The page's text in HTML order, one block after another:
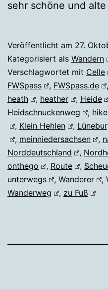
sehr schöne und alte
Veröffentlicht am 27.
Kategorisiert als Wandern
Verschlagwortet mit Celle
FWSpass
, FWSpass.de ,
heath
, heather , Heide
Heidschnuckenweg
, hike
, Klein Hehlen ,
, meinniedersachsen ,
Norddeutschland
,
onthego
, Route ,
unterwegs
, Wanderer ,
Wanderweg
, zu Fuß